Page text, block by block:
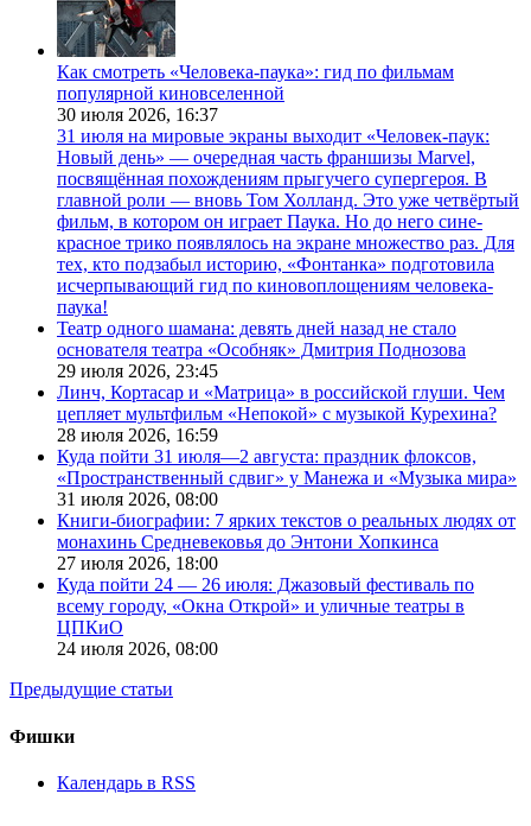
Как смотреть «Человека-паука»: гид по фильмам
популярной киновселенной
30 июля 2026, 16:37
31 июля на мировые экраны выходит «Человек-паук:
Новый день» — очередная часть франшизы Marvel,
посвящённая похождениям прыгучего супергероя. В
главной роли — вновь Том Холланд. Это уже четвёртый
фильм, в котором он играет Паука. Но до него сине-
красное трико появлялось на экране множество раз. Для
тех, кто подзабыл историю, «Фонтанка» подготовила
исчерпывающий гид по киновоплощениям человека-
паука!
Театр одного шамана: девять дней назад не стало
основателя театра «Особняк» Дмитрия Поднозова
29 июля 2026, 23:45
Линч, Кортасар и «Матрица» в российской глуши. Чем
цепляет мультфильм «Непокой» с музыкой Курехина?
28 июля 2026, 16:59
Куда пойти 31 июля—2 августа: праздник флоксов,
«Пространственный сдвиг» у Манежа и «Музыка мира»
31 июля 2026, 08:00
Книги-биографии: 7 ярких текстов о реальных людях от
монахинь Средневековья до Энтони Хопкинса
27 июля 2026, 18:00
Куда пойти 24 — 26 июля: Джазовый фестиваль по
всему городу, «Окна Открой» и уличные театры в
ЦПКиО
24 июля 2026, 08:00
Предыдущие статьи
Фишки
Календарь в RSS